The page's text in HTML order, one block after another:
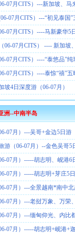
07月CITS）---新加坡、
07月CITS）---“初见泰国
07月CITS）----马新豪华
06-07月CITS） ---- 新加
07月CITS）----“泰悠品”
07月CITS）----泰惊“禧”
坡4日深度游（06-07月）
洲--中南半岛
07月）---吴哥+金边5日游
游（06-07月）--金色吴哥5
07月）-----胡志明、岘港6
07月）-----胡志明+芽庄5日
07月）---全景越南*南中
07月）---老挝万象、万
07月）---缅甸仰光、内
07月）-----胡志明+岘港+